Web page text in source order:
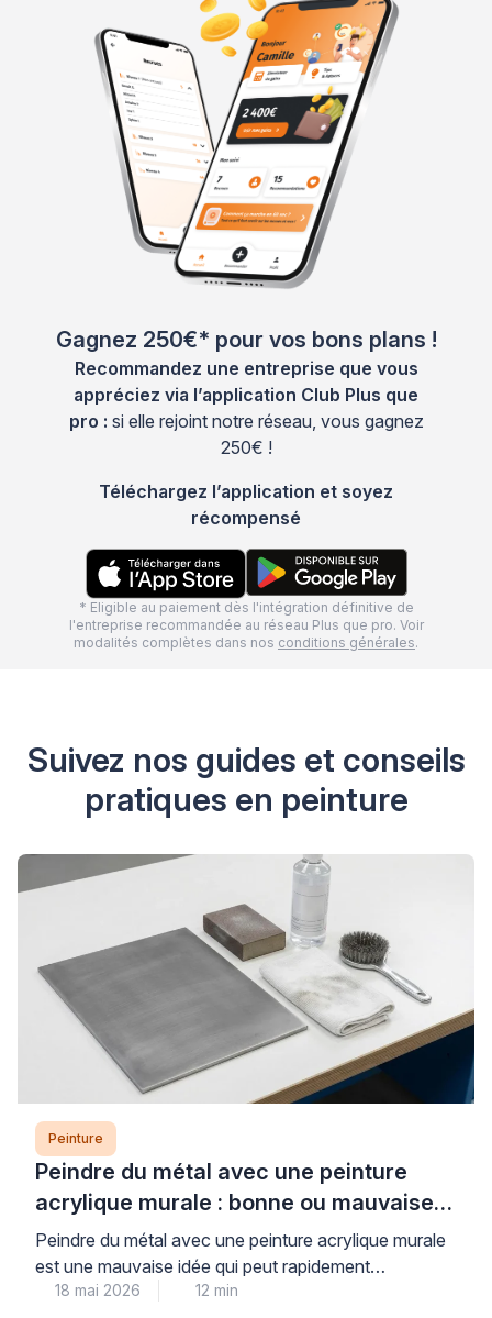
Gagnez 250€* pour vos bons plans !
Recommandez une entreprise que vous
appréciez via l’application Club Plus que
pro : si elle rejoint notre réseau, vous gagnez
250€ !
Téléchargez l’application et soyez
récompensé
* Eligible au paiement dès l'intégration définitive de
l'entreprise recommandée au réseau Plus que pro. Voir
modalités complètes dans nos conditions générales.
Suivez nos guides et conseils
pratiques en peinture
Peinture
Peindre du métal avec une peinture
acrylique murale : bonne ou mauvaise
idée ?
Peindre du métal avec une peinture acrylique murale
est une mauvaise idée qui peut rapidement
compromettre la durabilité et l’esthétique de vos
18 mai 2026 12 min